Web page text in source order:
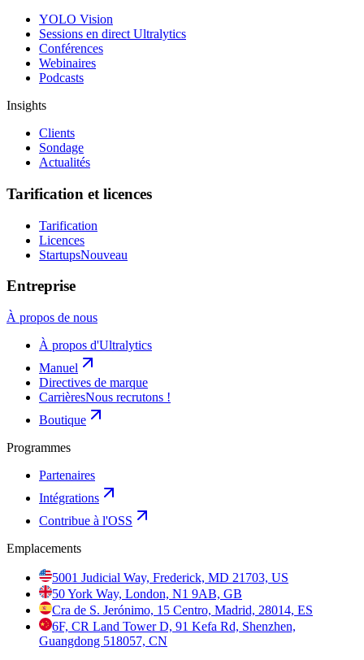
YOLO Vision
Sessions en direct Ultralytics
Conférences
Webinaires
Podcasts
Insights
Clients
Sondage
Actualités
Tarification et licences
Tarification
Licences
StartupsNouveau
Entreprise
À propos de nous
À propos d'Ultralytics
Manuel
Directives de marque
CarrièresNous recrutons !
Boutique
Programmes
Partenaires
Intégrations
Contribue à l'OSS
Emplacements
5001 Judicial Way, Frederick, MD 21703, US
50 York Way, London, N1 9AB, GB
Cra de S. Jerónimo, 15 Centro, Madrid, 28014, ES
6F, CR Land Tower D, 91 Kefa Rd, Shenzhen,
Guangdong 518057, CN